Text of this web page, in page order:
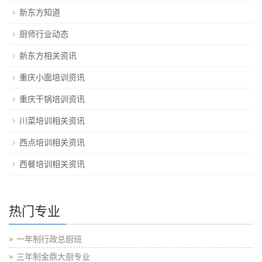
新东方知道
厨师行业动态
新东方相关资讯
重庆小面培训资讯
重庆干锅培训资讯
川菜培训相关资讯
西点培训相关资讯
西餐培训相关资讯
热门专业
一年制行政总厨班
三年制金鼎大厨专业